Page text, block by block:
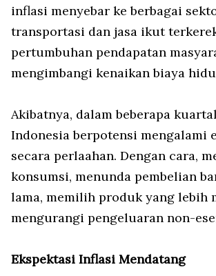
inflasi menyebar ke berbagai
transportasi dan jasa ikut
pertumbuhan pendapatan
mengimbangi kenaikan biaya
Akibatnya, dalam beberapa
Indonesia berpotensi mengalami
secara perlaahan. Dengan cara,
konsumsi, menunda pembelian
lama, memilih produk yang lebih
mengurangi pengeluaran non-
Ekspektasi Inflasi Mendatang